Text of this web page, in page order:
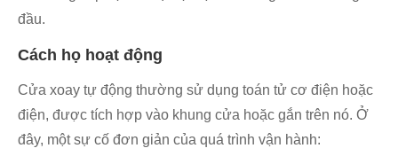
đầu.
Cách họ hoạt động
Cửa xoay tự động thường sử dụng toán tử cơ điện hoặc
điện, được tích hợp vào khung cửa hoặc gắn trên nó. Ở
đây, một sự cố đơn giản của quá trình vận hành: